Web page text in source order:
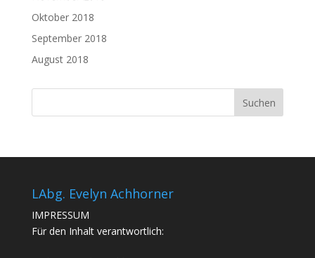
Oktober 2018
September 2018
August 2018
LAbg. Evelyn Achhorner
IMPRESSUM
Für den Inhalt verantwortlich: